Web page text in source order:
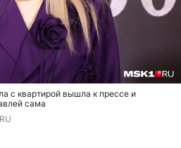
с квартирой вышла к прессе и
сама